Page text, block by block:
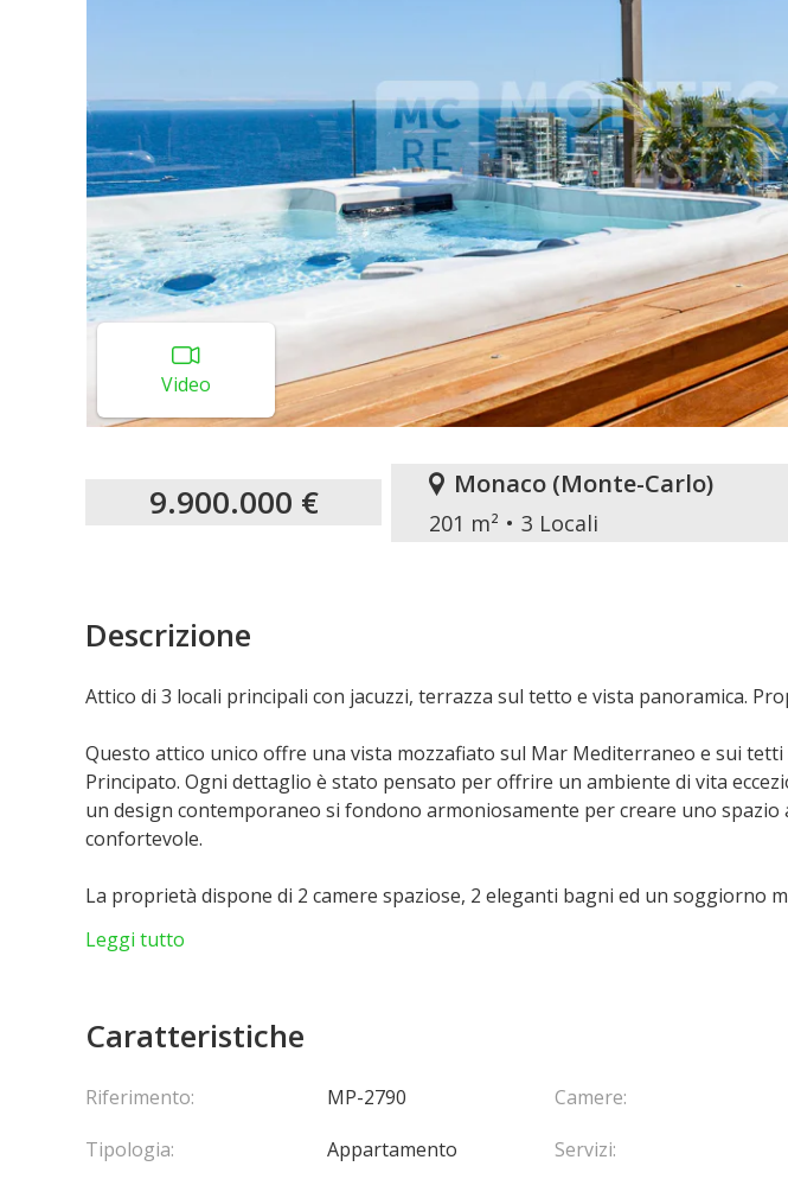
Video
9.900.000 € Monaco (Monte-Carlo)
201 m² 3 Locali
Descrizione
Attico di 3 locali principali con jacuzzi, terrazza sul tetto e vista panoramica.
Questo attico unico offre una vista mozzafiato sul Mar Mediterraneo e sui
Principato. Ogni dettaglio è stato pensato per offrire un ambiente di vita
un design contemporaneo si fondono armoniosamente per creare uno
confortevole.
La proprietà dispone di 2 camere spaziose, 2 eleganti bagni ed un soggiorno
mare e sulla città. Questo spazio di relax esclusivo è il luogo ideale per
privilegiato a tutto ciò che il Principato ha di meglio da offrire. Non perdete
Leggi tutto
Caratteristiche
Riferimento:
MP-2790
Tipologia:
Appartamento
Camere:
Servizi: